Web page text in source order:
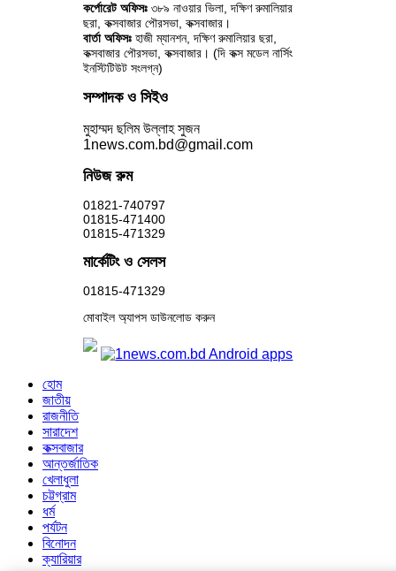
কর্পোরেট অফিসঃ ৩৮৯ নাওয়ার ভিলা, দক্ষিণ রুমালিয়ার
ছরা, কক্সবাজার পৌরসভা, কক্সবাজার।
বার্তা অফিসঃহাজী ম্যানশন, দক্ষিণ রুমালিয়ার ছরা,
কক্সবাজার পৌরসভা, কক্সবাজার। (দি কক্স মডেল নার্সিং
ইনস্টিটিউট সংলগ্ন)
সম্পাদক ও সিইও
মুহাম্মদ ছলিম উল্লাহ সুজন
1news.com.bd@gmail.com
নিউজ রুম
01821-740797
01815-471400
01815-471329
মার্কেটিং ও সেলস
01815-471329
মোবাইল অ্যাপস ডাউনলোড করুন
হোম
জাতীয়
রাজনীতি
সারাদেশ
কক্সবাজার
আন্তর্জাতিক
খেলাধুলা
চট্টগ্রাম
ধর্ম
পর্যটন
বিনোদন
ক্যারিয়ার